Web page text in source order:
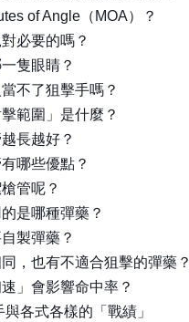
of Angle（MOA）？
必要的嗎？
隻眼睛？
不了狙擊手嗎？
範圍」是什麼？
長越好？
哪些優點？
管呢？
是哪種彈藥？
製彈藥？
同，也有不適合狙擊的彈藥？
」會影響命中率？
與各式各樣的「戰績」